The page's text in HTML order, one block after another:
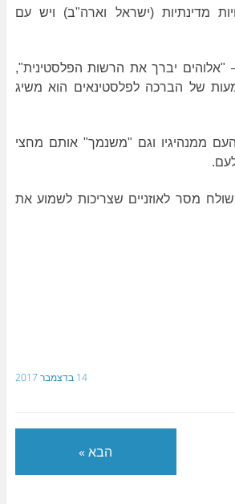
מדינתיות (ישראל וארה"ב) ויש עם
"אלוהים יברך את הרשות הפלסטינית",
של הברכה לפלסטינאים הוא משיג
ממנהיגיו וגם "משנמך" אותם מחצי
שולח מסר לאוזניים שצריכות לשמוע את
14 בדצמבר 2017
הבא »